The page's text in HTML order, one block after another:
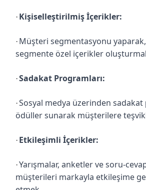
· Kişiselleştirilmiş İçerikler:
· Müşteri segmentasyonu
segmente özel içerikler
·Sadakat Programları:
·Sosyal medya üzerinden sadakat
ödüller sunarak müşterilere
· Etkileşimli İçerikler:
·Yarışmalar, anketler ve soru-
müşterileri markayla etkileşime